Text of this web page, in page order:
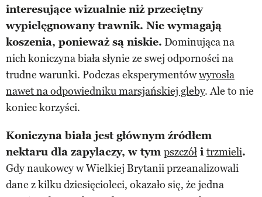
interesujące wizualnie niż przeciętny
wypielęgnowany trawnik. Nie wymagają
koszenia, ponieważ są niskie. Dominująca na
nich koniczyna biała słynie ze swej odporności na
trudne warunki. Podczas eksperymentówwyrosła
nawet na odpowiedniku marsjańskiej gleby. Ale to nie
koniec korzyści.
Koniczyna biała jest głównym źródłem
nektaru dla zapylaczy, w tym pszczół i trzmieli.
Gdy naukowcy w Wielkiej Brytanii przeanalizowali
dane z kilku dziesięcioleci, okazało się, że jedna